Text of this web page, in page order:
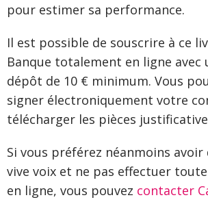
pour estimer sa performance.
Il est possible de souscrire à ce
Banque totalement en ligne avec
dépôt de 10 € minimum. Vous
signer électroniquement votre
télécharger les pièces
Si vous préférez néanmoins avoir
vive voix et ne pas effectuer
en ligne, vous pouvez contacter